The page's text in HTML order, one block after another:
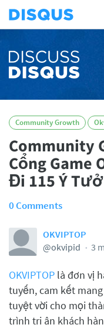
Community Growth
Community
Cổng Game
Đi 115 Ý
0 Comments
OKVIPTOP
@okvipid
3
OKVIPTOP là đơn vị
tuyến, cam kết
tuyệt vời cho mọi
trình tri ân khách